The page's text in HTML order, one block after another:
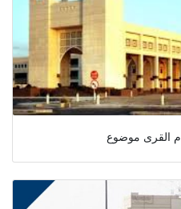
القرى موضوع